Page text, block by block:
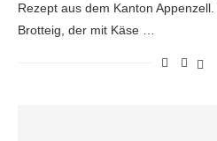
Rezept aus dem Kanton
Brotteig, der mit Käse …